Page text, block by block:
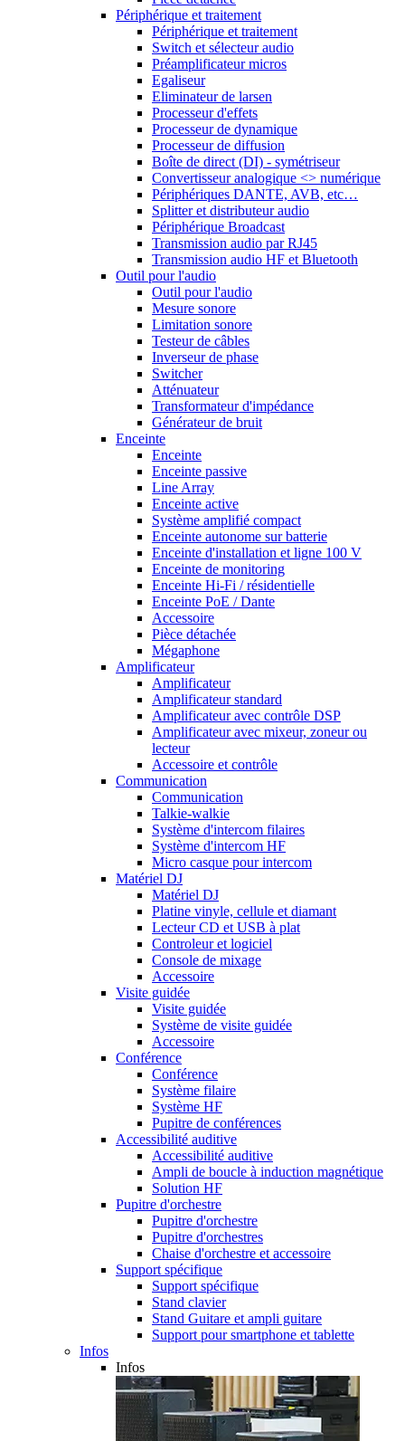
Périphérique et traitement
Périphérique et traitement
Switch et sélecteur audio
Préamplificateur micros
Egaliseur
Eliminateur de larsen
Processeur d'effets
Processeur de dynamique
Processeur de diffusion
Boîte de direct (DI) - symétriseur
Convertisseur analogique <> numérique
Périphériques DANTE, AVB, etc…
Splitter et distributeur audio
Périphérique Broadcast
Transmission audio par RJ45
Transmission audio HF et Bluetooth
Outil pour l'audio
Outil pour l'audio
Mesure sonore
Limitation sonore
Testeur de câbles
Inverseur de phase
Switcher
Atténuateur
Transformateur d'impédance
Générateur de bruit
Enceinte
Enceinte
Enceinte passive
Line Array
Enceinte active
Système amplifié compact
Enceinte autonome sur batterie
Enceinte d'installation et ligne 100 V
Enceinte de monitoring
Enceinte Hi-Fi / résidentielle
Enceinte PoE / Dante
Accessoire
Pièce détachée
Mégaphone
Amplificateur
Amplificateur
Amplificateur standard
Amplificateur avec contrôle DSP
Amplificateur avec mixeur, zoneur ou
lecteur
Accessoire et contrôle
Communication
Communication
Talkie-walkie
Système d'intercom filaires
Système d'intercom HF
Micro casque pour intercom
Matériel DJ
Matériel DJ
Platine vinyle, cellule et diamant
Lecteur CD et USB à plat
Controleur et logiciel
Console de mixage
Accessoire
Visite guidée
Visite guidée
Système de visite guidée
Accessoire
Conférence
Conférence
Système filaire
Système HF
Pupitre de conférences
Accessibilité auditive
Accessibilité auditive
Ampli de boucle à induction magnétique
Solution HF
Pupitre d'orchestre
Pupitre d'orchestre
Pupitre d'orchestres
Chaise d'orchestre et accessoire
Support spécifique
Support spécifique
Stand clavier
Stand Guitare et ampli guitare
Support pour smartphone et tablette
Infos
Infos